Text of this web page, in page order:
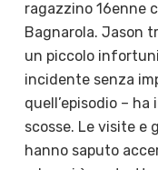
ragazzino 16enne
Bagnarola. Jason
un piccolo
incidente senza
quell’episodio –
scosse. Le visite e
hanno saputo